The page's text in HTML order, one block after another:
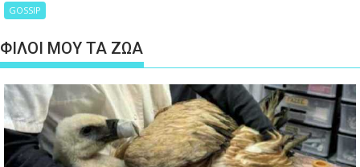
GOSSIP
ΦΙΛΟΙ ΜΟΥ ΤΑ ΖΩΑ